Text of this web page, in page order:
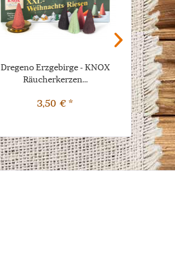
Dregeno Erzgebirge - KNOX
Räucherkerzen...
3,50 € *